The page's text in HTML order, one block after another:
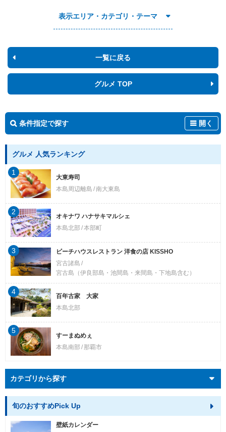
表示エリア・カテゴリ・テーマ
一覧に戻る
グルメ TOP
条件指定で探す 開く
グルメ 人気ランキング
大東寿司
本島周辺離島 南大東島
1
オキナワ ハナサキマルシェ
本島北部 本部町
2
ビーチハウスレストラン 洋食の店 KISSHO
宮古諸島
宮古島（伊良部島・池間島・来間島・下地島含む）
3
百年古家 大家
本島北部
4
すーまぬめぇ
本島南部
那覇市
5
カテゴリから探す
旬のおすすめPick Up
壁紙カレンダー